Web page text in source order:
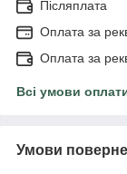
Післяплата
Оплата за
Оплата за
Всі умови
Умови